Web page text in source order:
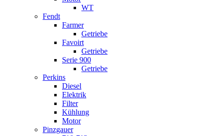
WT
Fendt
Farmer
Getriebe
Favoirt
Getriebe
Serie 900
Getriebe
Perkins
Diesel
Elektrik
Filter
Kühlung
Motor
Pinzgauer